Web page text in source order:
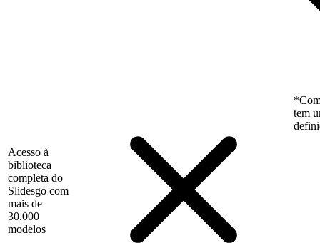
tem
Acesso à
biblioteca
completa do
Slidesgo com
mais de
30.000
modelos